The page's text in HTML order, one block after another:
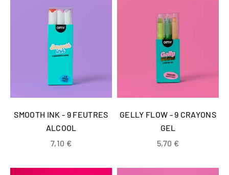
SMOOTH INK - 9 FEUTRES
ALCOOL
Prix de vente
7,10 €
GELLY FLOW - 9 CRAYONS
GEL
Prix de vente
5,70 €